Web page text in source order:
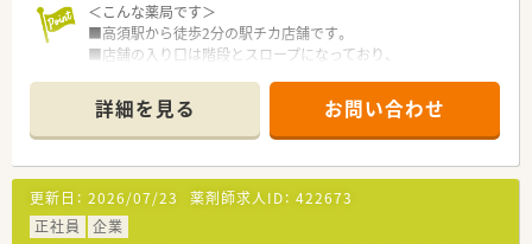
＜こんな薬局です＞
■高須駅から徒歩2分の駅チカ店舗です。
■店舗の入り口は階段とスロープになっており、
■店内は青色と白色を基調としたデザインです。
■待合スペースには背もたれ付きのソファもあり、
体調がすぐれないお客様にもゆっくりお待ち頂けます。
■1,000品目以上を備えています。
漢方製剤も多数取り揃えております。
※配属店舗は面接次第で最終決定となります。
通勤圏内にて当店舗以外での配属となる場合がございます。
詳細を見る お問い合わせ
更新日： 2026/07/23 薬剤師求人ID： 422673
正社員
企業